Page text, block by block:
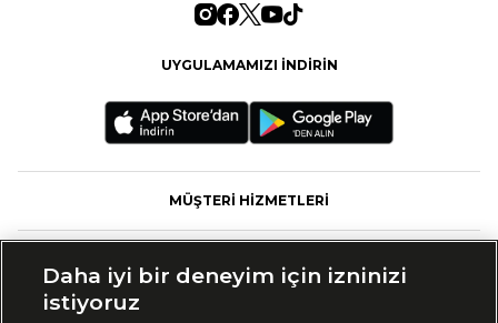
UYGULAMAMIZI İNDİRİN
MÜŞTERİ HİZMETLERİ
Daha iyi bir deneyim için izninizi
istiyoruz